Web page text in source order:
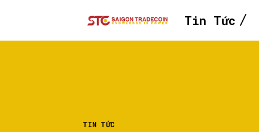
Tin Tức
TIN TỨC